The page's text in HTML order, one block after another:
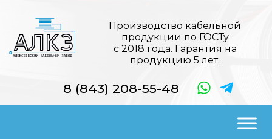
Производство кабельной
продукции по ГОСТу
с 2018 года. Гарантия на
продукцию 5 лет.
8 (843) 208-55-48